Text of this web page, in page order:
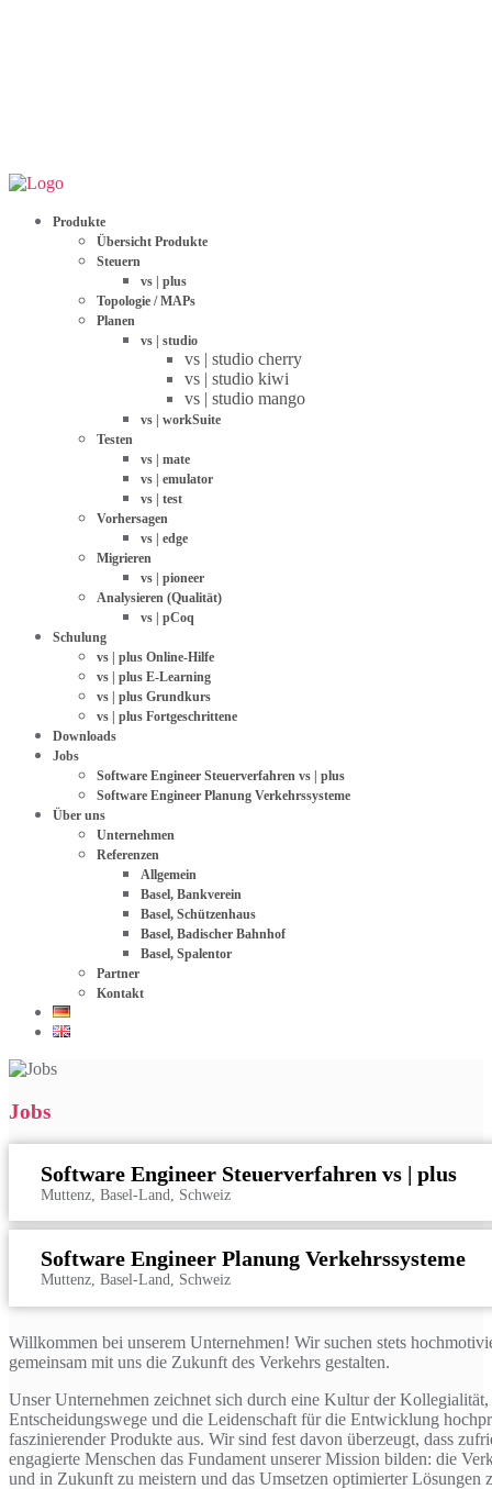
Produkte
Übersicht Produkte
Steuern
vs | plus
Topologie / MAPs
Planen
vs | studio
vs | studio cherry
vs | studio kiwi
vs | studio mango
vs | workSuite
Testen
vs | mate
vs | emulator
vs | test
Vorhersagen
vs | edge
Migrieren
vs | pioneer
Analysieren (Qualität)
vs | pCoq
Schulung
vs | plus Online-Hilfe
vs | plus E-Learning
vs | plus Grundkurs
vs | plus Fortgeschrittene
Downloads
Jobs
Software Engineer Steuerverfahren vs | plus
Software Engineer Planung Verkehrssysteme
Über uns
Unternehmen
Referenzen
Allgemein
Basel, Bankverein
Basel, Schützenhaus
Basel, Badischer Bahnhof
Basel, Spalentor
Partner
Kontakt
Jobs
Software Engineer Steuerverfahren vs | plus
Muttenz, Basel-Land, Schweiz
Software Engineer Planung Verkehrssysteme
Muttenz, Basel-Land, Schweiz
Willkommen bei unserem Unternehmen! Wir suchen stets
gemeinsam mit uns die Zukunft des Verkehrs gestalten.
Unser Unternehmen zeichnet sich durch eine Kultur der
Entscheidungswege und die Leidenschaft für die Entwicklung
faszinierender Produkte aus. Wir sind fest davon überzeugt, dass
engagierte Menschen das Fundament unserer Mission bilden: die
und in Zukunft zu meistern und das Umsetzen optimierter Lösungen